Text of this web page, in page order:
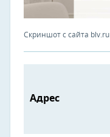
Скриншот с сайта blv.ru
Адрес